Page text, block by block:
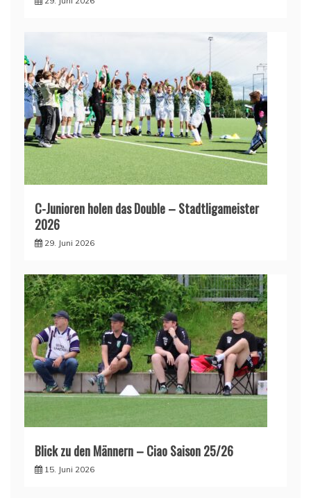
C-Junioren holen das Double – Stadtligameister
2026
29. Juni 2026
Blick zu den Männern – Ciao Saison 25/26
15. Juni 2026